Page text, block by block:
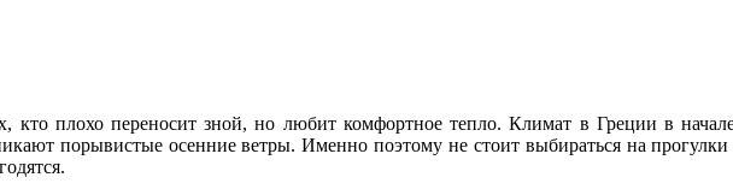
кто плохо переносит зной, но любит комфортное тепло. Климат в Греции в
порывистые осенние ветры. Именно поэтому не стоит выбираться на прогулки